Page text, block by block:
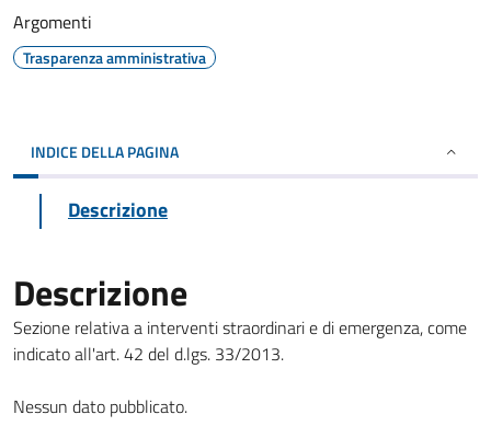
Argomenti
Trasparenza amministrativa
INDICE DELLA PAGINA
Descrizione
Descrizione
Sezione relativa a interventi straordinari e di emergenza, come
indicato all'art. 42 del d.lgs. 33/2013.
Nessun dato pubblicato.